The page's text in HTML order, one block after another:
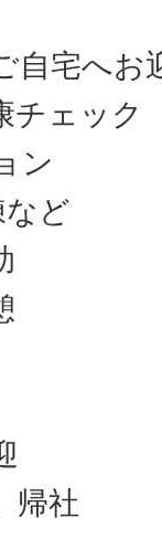
自宅へお
チェック
ン
など
帰社